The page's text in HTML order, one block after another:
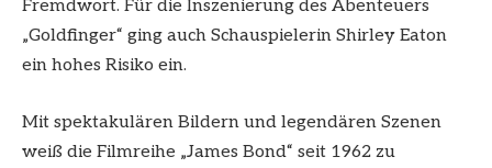
Fremdwort. Für die Inszenierung des Abenteuers
„Goldfinger“ ging auch Schauspielerin Shirley Eaton
ein hohes Risiko ein.
Mit spektakulären Bildern und legendären Szenen
weiß die Filmreihe „James Bond“ seit 1962 zu